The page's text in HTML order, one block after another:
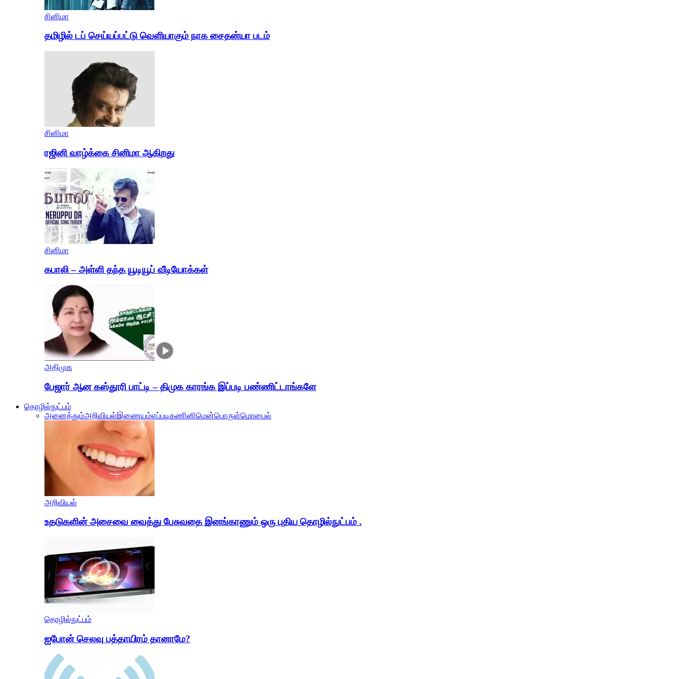
சினிமா
தமிழில் டப் செய்யப்பட்டு வெளியாகும் நாக சைதன்யா படம்
சினிமா
ரஜினி வாழ்க்கை சினிமா ஆகிறது
சினிமா
கபாலி – அள்ளி தந்த யூடியூப் வீடியோக்கள்
அதிமுக
பேஜார் ஆன கஸ்தூரி பாட்டி – திமுக காரங்க இப்படி பண்ணிட்டாங்களே
தொழில்நுட்பம்
அனைத்தும்அறிவியல்இணையம்எப்படிகணினிமென்பொருள்மொபைல்
அறிவியல்
உதடுகளின் அசைவை வைத்து பேசுவதை இனங்காணும் ஒரு புதிய தொழில்நுட்பம் .
தொழில்நுட்பம்
ஐபோன் செலவு பத்தாயிரம் தானாமே?